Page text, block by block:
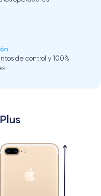
de control y 100%